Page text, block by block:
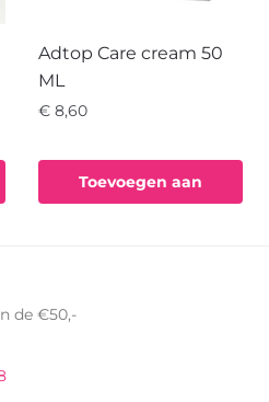
Adtop Care cream 50
ML
€ 8,60
Toevoegen aan
de €50,-